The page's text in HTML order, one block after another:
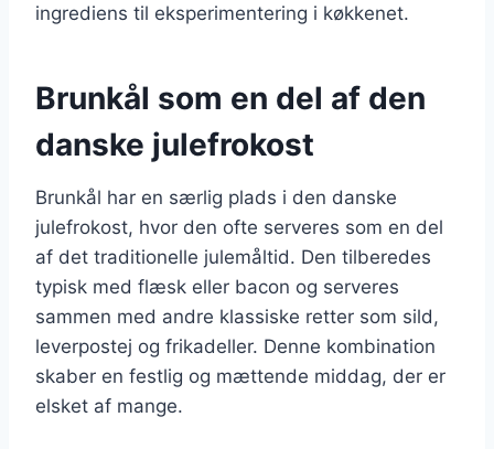
ingrediens til eksperimentering i køkkenet.
Brunkål som en del af den
danske julefrokost
Brunkål har en særlig plads i den danske
julefrokost, hvor den ofte serveres som en del
af det traditionelle julemåltid. Den tilberedes
typisk med flæsk eller bacon og serveres
sammen med andre klassiske retter som sild,
leverpostej og frikadeller. Denne kombination
skaber en festlig og mættende middag, der er
elsket af mange.